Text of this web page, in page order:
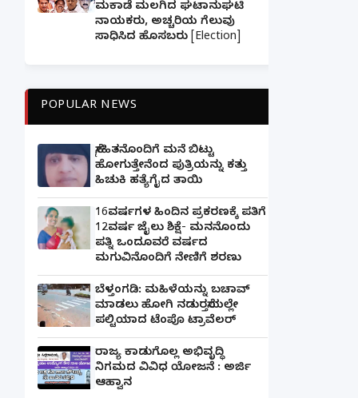
ಮಕಾಡೆ ಮಲಗಿದ ಘಟಾನುಘಟಿ
ನಾಯಕರು, ಅಚ್ಚರಿಯ ಗೆಲುವು
ಸಾಧಿಸಿದ ಹೊಸಬರು [Election]
POPULAR NEWS
ಸ್ನೇಹಿತನೊಂದಿಗೆ ಮನೆ ಬಿಟ್ಟು
ಹೋಗುತ್ತೇನೆಂದ ಪುತ್ರಿಯನ್ನು ಕತ್ತು
ಹಿಚುಕಿ ಹತ್ಯೆಗೈದ ತಾಯಿ
16ವರ್ಷಗಳ ಹಿಂದಿನ ಪ್ರಕರಣಕ್ಕೆ ಪತಿಗೆ
12ವರ್ಷ ಜೈಲು ಶಿಕ್ಷೆ- ಮನನೊಂದು
ಪತ್ನಿ ಒಂದೂವರೆ ವರ್ಷದ
ಮಗುವಿನೊಂದಿಗೆ ನೇಣಿಗೆ ಶರಣು
ಬೆಳ್ತಂಗಡಿ: ಮಹಿಳೆಯನ್ನು ಬಚಾವ್
ಮಾಡಲು ಹೋಗಿ ನಡುರಸ್ತೆಯಲ್ಲೇ
ಪಲ್ಟಿಯಾದ ಟೆಂಪೊ ಟ್ರಾವೆಲರ್
ರಾಜ್ಯ ಕಾಡುಗೊಲ್ಲ ಅಭಿವೃದ್ಧಿ
ನಿಗಮದ ವಿವಿಧ ಯೋಜನೆ : ಅರ್ಜಿ
ಆಹ್ವಾನ